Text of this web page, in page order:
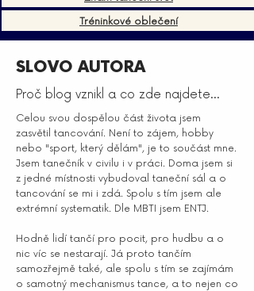
Tréninkové oblečení
SLOVO AUTORA
Proč blog vznikl a co zde najdete...
Celou svou dospělou část života jsem
zasvětil tancování. Není to zájem, hobby
nebo "sport, který dělám", je to součást mne.
Jsem tanečník v civilu i v práci. Doma jsem si
z jedné místnosti vybudoval taneční sál a o
tancování se mi i zdá. Spolu s tím jsem ale
extrémní systematik. Dle MBTI jsem ENTJ.
Hodně lidí tančí pro pocit, pro hudbu a o
nic víc se nestarají. Já proto tančím
samozřejmě také, ale spolu s tím se zajímám
o samotný mechanismus tance, a to nejen co